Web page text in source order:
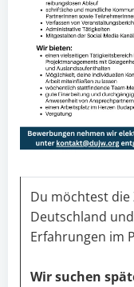
Du möchtest
Deutschland
Erfahrungen im
Wir suchen